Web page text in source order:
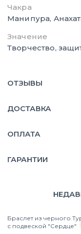
Чакра
Манипура,
Значение
Творчество,
ОТЗЫВЫ
ДОСТАВКА
ОПЛАТА
ГАРАНТИИ
Браслет из черного
с подвеской "Сердце"